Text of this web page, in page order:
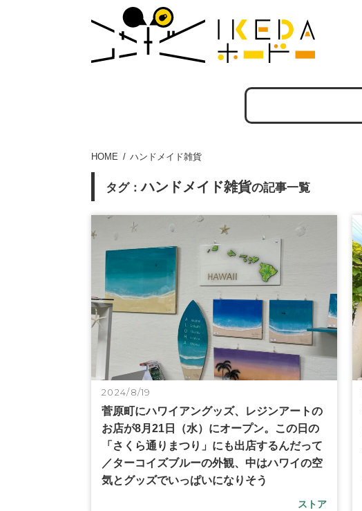
HOME ハンドメイド雑貨
タグ：ハンドメイド雑貨の記事一覧
2024/8/19
菅原町にハワイアングッズ、レジンアートの
お店が8月21日（水）にオープン。この日の
「さくら通りまつり」にも出店するんだって
／ターコイズブルーの外観、中はハワイの空
気とグッズでいっぱいになりそう
ストア